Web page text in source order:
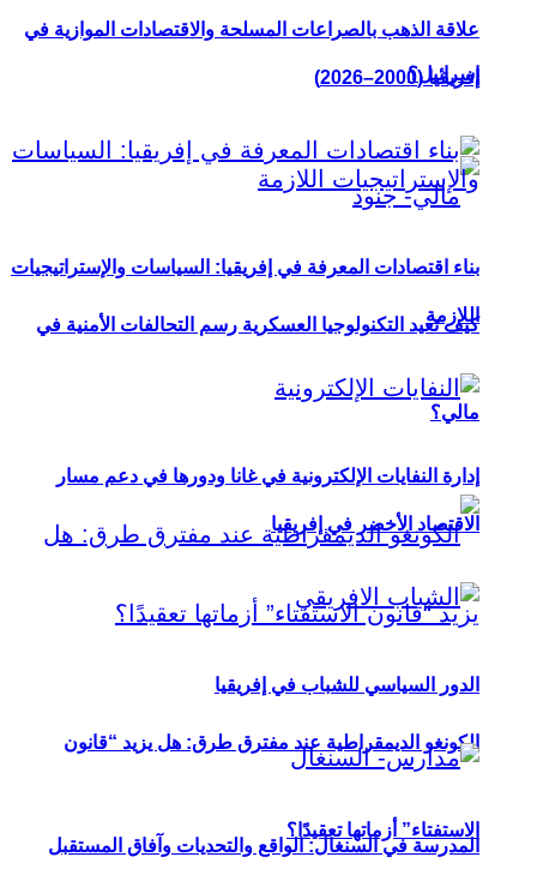
إسرائيل؟
كيف تعيد التكنولوجيا العسكرية رسم التحالفات الأمنية في
مالي؟
الكونغو الديمقراطية عند مفترق طرق: هل يزيد “قانون
الاستفتاء” أزماتها تعقيدًا؟
علاقة الذهب بالصراعات المسلحة والاقتصادات الموازية في
إفريقيا (2000–2026)
بناء اقتصادات المعرفة في إفريقيا: السياسات والإستراتيجيات
اللازمة
إدارة النفايات الإلكترونية في غانا ودورها في دعم مسار
الاقتصاد الأخضر في إفريقيا
الدور السياسي للشباب في إفريقيا
المدرسة في السنغال: الواقع والتحديات وآفاق المستقبل